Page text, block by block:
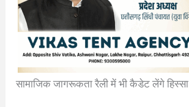
सामाजिक जागरूकता रैली में भी कैडेट लेंगे हिस्सा